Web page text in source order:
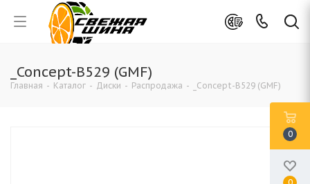
_Concept-B529 (GMF)
Главная - Каталог - Диски - Распродажа - _Concept-B529 (GMF)
0